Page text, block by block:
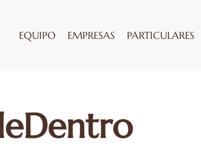
EQUIPO EMPRESAS PARTICULARES